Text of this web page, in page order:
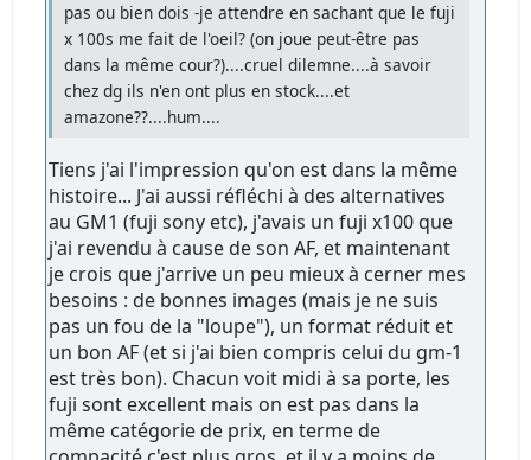
pas ou bien dois -je attendre en sachant que le fuji
x 100s me fait de l'oeil? (on joue peut-être pas
dans la même cour?)....cruel dilemne....à savoir
chez dg ils n'en ont plus en stock....et
amazone??....hum....
Tiens j'ai l'impression qu'on est dans la même
histoire... J'ai aussi réfléchi à des alternatives
au GM1 (fuji sony etc), j'avais un fuji x100 que
j'ai revendu à cause de son AF, et maintenant
je crois que j'arrive un peu mieux à cerner mes
besoins : de bonnes images (mais je ne suis
pas un fou de la "loupe"), un format réduit et
un bon AF (et si j'ai bien compris celui du gm-1
est très bon). Chacun voit midi à sa porte, les
fuji sont excellent mais on est pas dans la
même catégorie de prix, en terme de